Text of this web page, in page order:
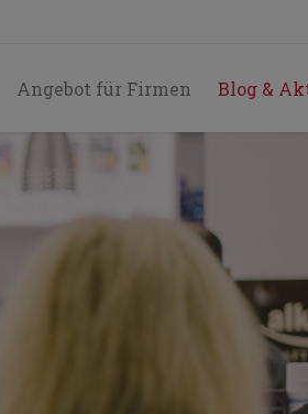
Angebot für Firmen Blog &